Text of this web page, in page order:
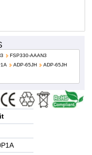
FSP330-AAAN3
ADP-65JH
ADP-65JH